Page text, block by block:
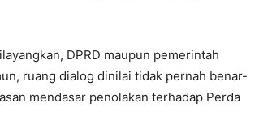
DPRD maupun pemerintah
ruang dialog dinilai tidak pernah benar-
mendasar penolakan terhadap Perda